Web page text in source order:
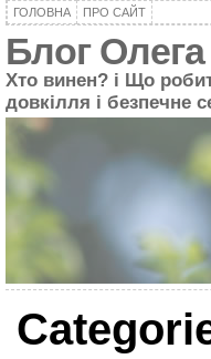
ГОЛОВНА ПРО САЙТ
Блог
Хто винен? і Що
довкілля і безпечне